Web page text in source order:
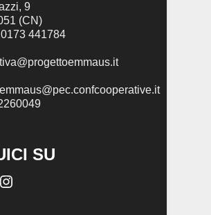
9
(CN)
441784
SU